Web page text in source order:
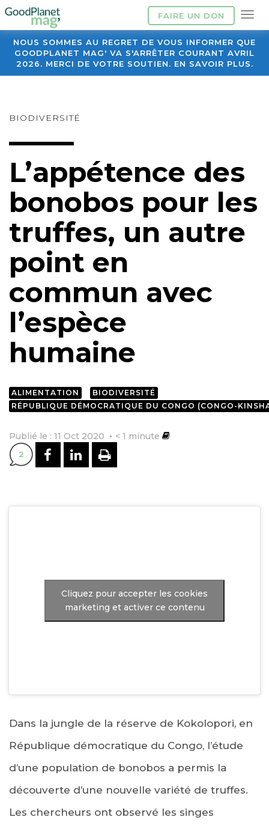
FAIRE UN DON
NOUS SOMMES AU REGRET DE VOUS INFORMER QUE
GOODPLANET MAG' VA S'ARRÊTER COURANT AVRIL
2026. MERCI DE VOTRE SOUTIEN. EN SAVOIR PLUS.
BIODIVERSITÉ
L’appétence des
bonobos pour les
truffes, un autre
point en
commun avec
l’espèce
humaine
ALIMENTATION
BIODIVERSITÉ
RÉPUBLIQUE DÉMOCRATIQUE DU CONGO (CONGO-
Publié le : 11 Oct 2020 < 1 minute
2 PARTAGER SUR FACEBOOK
PARTAGER SUR
IMPRIMER
Cliquez pour accepter les cookies
marketing et activer ce contenu
Dans la jungle de la réserve de Kokolopori, en
République démocratique du Congo, l’étude
d’une population de bonobos a permis la
découverte d’une nouvelle variété de truffes.
Les chercheurs ont observé les singes